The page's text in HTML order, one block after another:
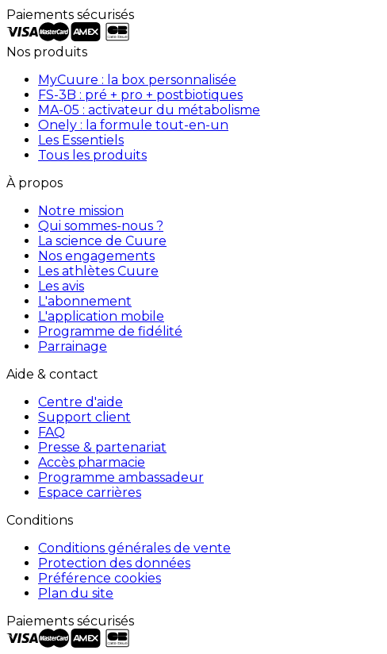
Paiements sécurisés
Nos produits
MyCuure : la box personnalisée
FS-3B : pré + pro + postbiotiques
MA-05 : activateur du métabolisme
Onely : la formule tout-en-un
Les Essentiels
Tous les produits
À propos
Notre mission
Qui sommes-nous ?
La science de Cuure
Nos engagements
Les athlètes Cuure
Les avis
L'abonnement
L'application mobile
Programme de fidélité
Parrainage
Aide & contact
Centre d'aide
Support client
FAQ
Presse & partenariat
Accès pharmacie
Programme ambassadeur
Espace carrières
Conditions
Conditions générales de vente
Protection des données
Préférence cookies
Plan du site
Paiements sécurisés